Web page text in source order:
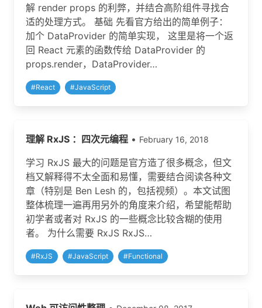
解 render props 的利弊，并结合高阶组件寻找合
适的处理方式。 基础 先看官方给出的简单例子：
加个 DataProvider 的简单实现， 这里是将一个返
回 React 元素的函数传给 DataProvider 的
props.render，DataProvider…
#React #JavaScript
理解 RxJS ：四次元编程 • February 16, 2018
学习 RxJS 最大的问题是官方造了很多概念，但文
档又解释得不太全面和易懂，需要结合阅读各种文
章（特别是 Ben Lesh 的，包括视频）。本文试图
整体梳理一遍再用另外的角度来介绍，希望能帮助
初学者或者对 RxJS 的一些概念比较含糊的使用
者。 为什么需要 RxJS RxJS…
#RxJS #JavaScript #Functional